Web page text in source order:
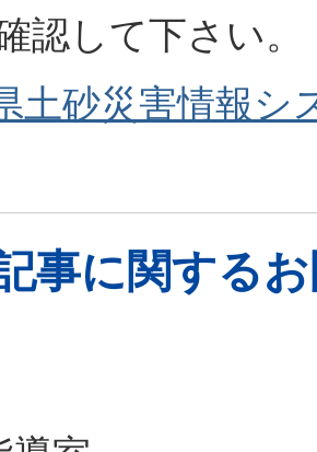
認して下さい。
土砂災害情報シ
事に関する